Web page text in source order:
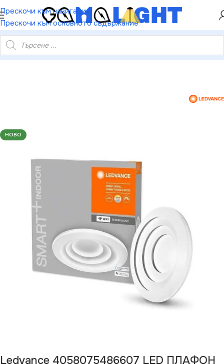
Прескочи към навигация
Прескочи към основното съдържание
НАМАЛЕНИЕ ОТ 5%
CEILING SPIRAL WIFI TW 500mm WT 4300lm SMART
НОВО
Ledvance 4058075486607 LED ПЛАФОН